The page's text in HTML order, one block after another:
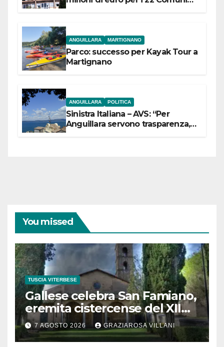
ANGUILLARA MARTIGNANO
Parco: successo per Kayak Tour a
Martignano
ANGUILLARA POLITICA
Sinistra Italiana – AVS: “Per
Anguillara servono trasparenza,
You missed
TUSCIA VITERBESE
Gallese celebra San Famiano,
eremita cistercense del XII
secolo
7 AGOSTO 2026 GRAZIAROSA VILLANI